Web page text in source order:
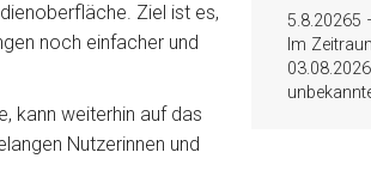
Ziel ist es,
noch einfacher und
kann weiterhin auf das
Nutzerinnen und
5.8.20265
Im